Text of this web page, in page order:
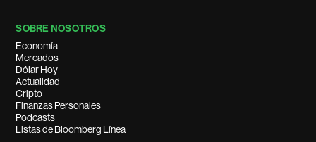
SOBRE NOSOTROS
Economía
Mercados
Dólar Hoy
Actualidad
Cripto
Finanzas Personales
Podcasts
Listas de Bloomberg Línea